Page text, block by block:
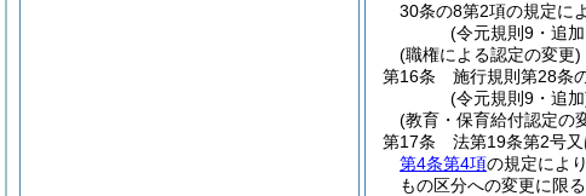
30条の8第2項の規定に
(令元規則9・追
(職権による認定の変更)
第16条
施行規則第28条
(令元規則9・追
(教育・保育給付認定の
第17条
法第19条第2号
第4条第4項の規定によ
もの区分への変更に限